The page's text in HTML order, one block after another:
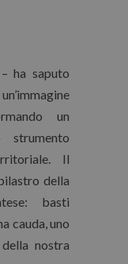
ha saputo
un
. Il
della
basti
cauda, uno
nostra